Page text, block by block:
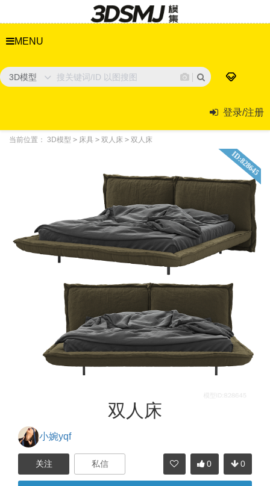
MENU
3D模型
登录/注册
当前位置： 3D模型 > 床具 > 双人床 > 双人床
ID:828645
双人床
小婉yqf
0
0